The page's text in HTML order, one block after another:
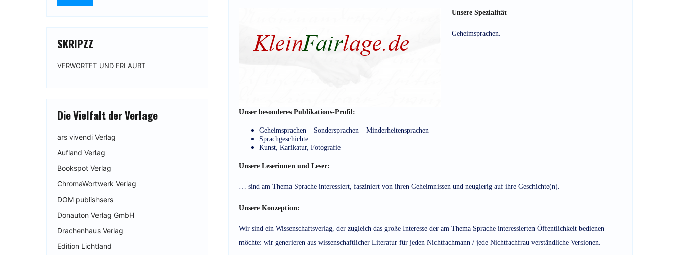
Unsere Spezialität
Geheimsprachen.
Unser besonderes Publikations-Profil:
Geheimsprachen – Sondersprachen – Minderheitensprachen
Sprachgeschichte
Kunst, Karikatur, Fotografie
Unsere Leserinnen und Leser:
… sind am Thema Sprache interessiert, fasziniert von ihren Geheimnissen und neugierig auf ihre Geschichte(n).
Unsere Konzeption:
Wir sind ein Wissenschaftsverlag, der zugleich das große Interesse der am Thema Sprache interessierten Öffentlichkeit bedienen
möchte: wir generieren aus wissenschaftlicher Literatur für jeden Nichtfachmann / jede Nichtfachfrau verständliche Versionen.
SKRIPZZ
VERWORTET UND ERLAUBT
Die Vielfalt der Verlage
ars vivendi Verlag
Aufland Verlag
Bookspot Verlag
ChromaWortwerk Verlag
DOM publishsers
Donauton Verlag GmbH
Drachenhaus Verlag
Edition Lichtland